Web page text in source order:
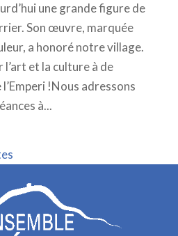
une grande figure de
Son œuvre, marquée
a honoré notre village.
et la culture à de
!Nous adressons
à...